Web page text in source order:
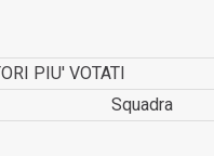
PIU' VOTATI
Squadra